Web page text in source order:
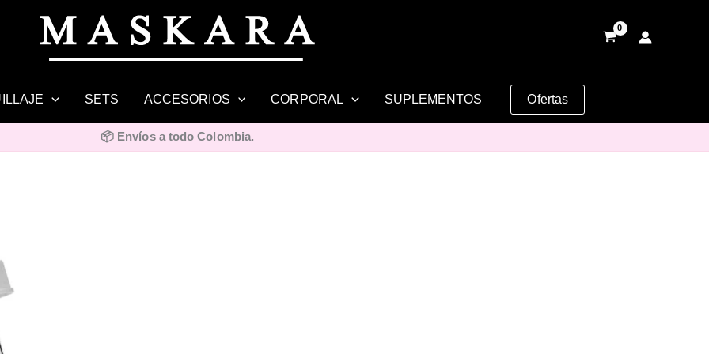
SETS ACCESORIOS CORPORAL SUPLEMENTOS Ofertas
📦 Envíos a todo Colombia.